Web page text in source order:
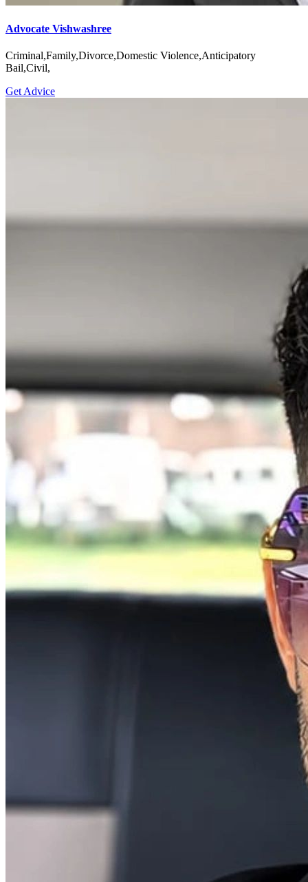
Advocate Vishwashree
Criminal,Family,Divorce,Domestic Violence,Anticipatory
Bail,Civil,
Get Advice